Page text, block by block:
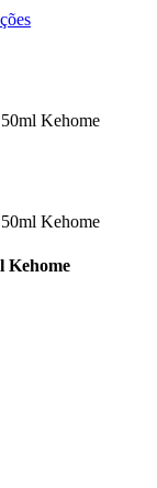
Kehome
Kehome
Kehome